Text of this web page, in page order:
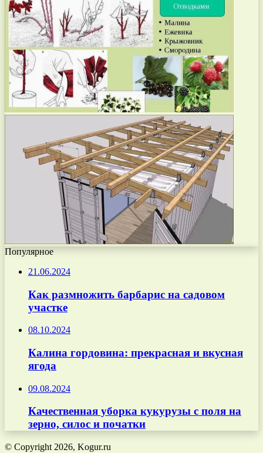
Популярное
21.06.2024
Как размножить барбарис на садовом
участке
08.10.2024
Калина гордовина: прекрасная и вкусная
ягода
09.08.2024
Качественная уборка кукурузы с поля на
зерно, силос и початки
© Copyright 2026, Kogur.ru